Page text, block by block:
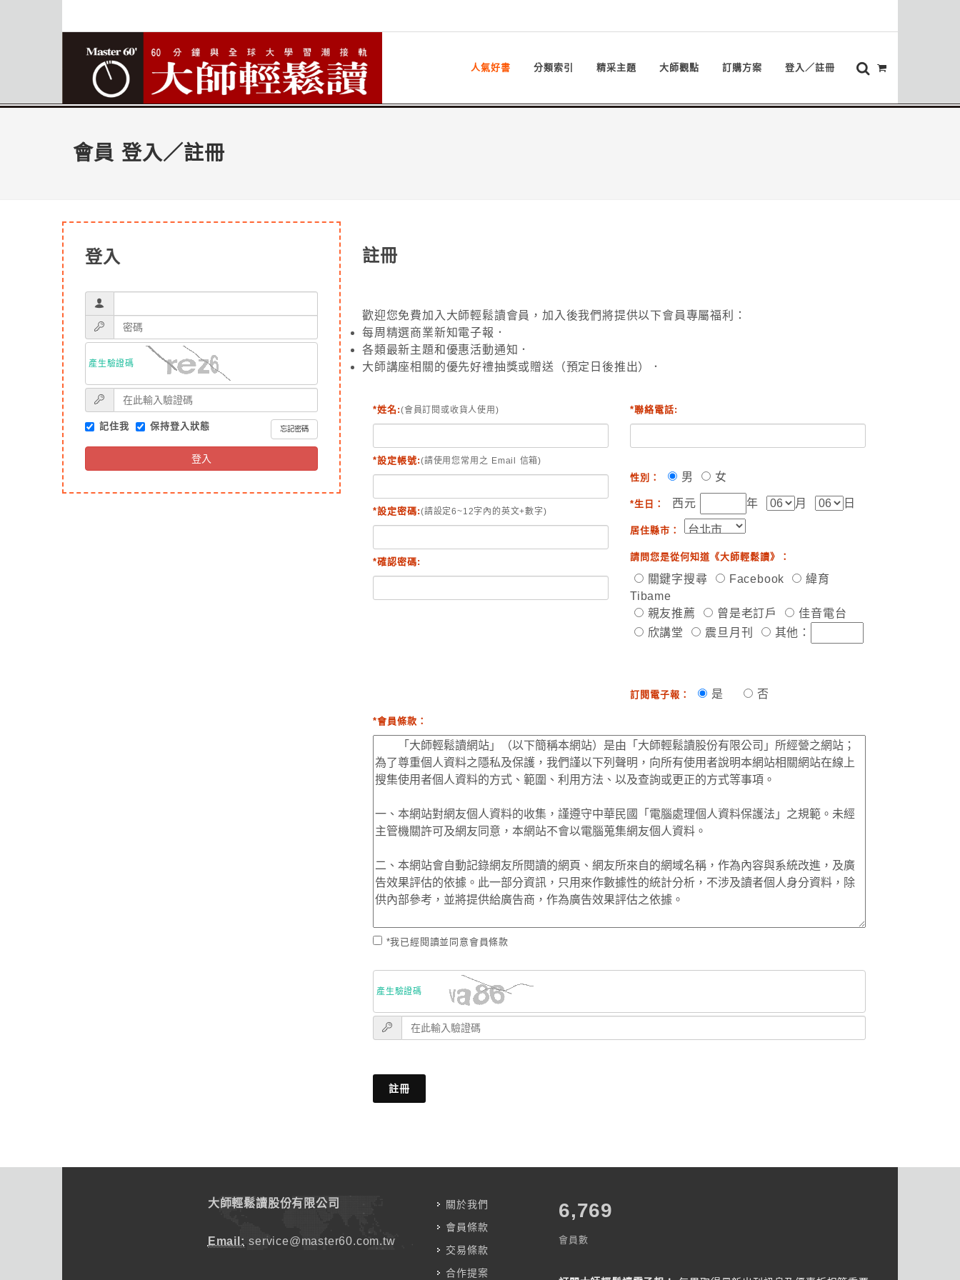
人氣好書 分類索引 精采主題 大師觀點 訂購方案 登入／註冊
會員 登入／註冊
登入
產生驗證碼
記住我 保持登入狀態 忘記密碼
登入
註冊
歡迎您免費加入大師輕鬆讀會員，加入後我們將提供以下會員專屬福利：
每周精選商業新知電子報．
各類最新主題和優惠活動通知．
大師講座相關的優先好禮抽獎或贈送（預定日後推出）．
*姓名:(會員訂閱或收貨人使用)
*設定帳號:(請使用您常用之 Email 信箱)
*設定密碼:(請設定6~12字內的英文+數字)
*確認密碼:
*聯絡電話:
性別： 男 女
*生日： 西元 年 月 日
居住縣市：
請問您是從何知道《大師輕鬆讀》：
關鍵字搜尋 Facebook
緯育
Tibame
親友推薦
曾是老訂戶
佳音電台
欣講堂
震旦月刊 其他：
訂閱電子報： 是 否
*會員條款：
*我已經閱讀並同意會員條款
產生驗證碼
註冊
大師輕鬆讀股份有限公司
Email: service@master60.com.tw
關於我們
會員條款
交易條款
合作提案
7,787
會員數